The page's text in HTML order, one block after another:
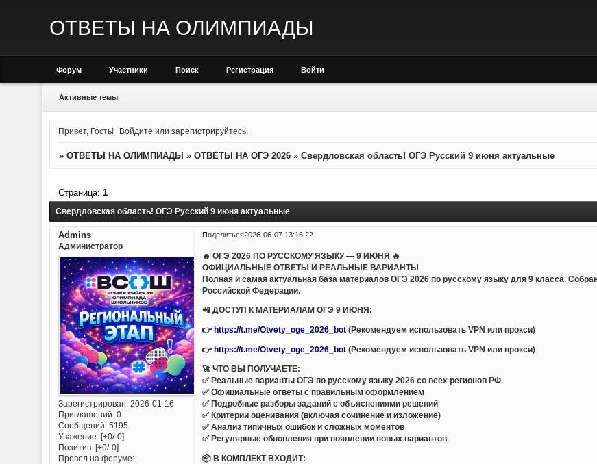
ОТВЕТЫ НА ОЛИМПИАДЫ
Форум Участники Поиск Регистрация Войти
Активные темы
Привет, Гость! Войдите илизарегистрируйтесь
» ОТВЕТЫ НА ОЛИМПИАДЫ » ОТВЕТЫ НА ОГЭ 2026 » Свердловская область! ОГЭ Русский 9 июня актуальные
Свердловская область! ОГЭ Русский 9 июня актуальные
Страница: 1
Поделиться2026-06-07 13:16:22
Admins
Администратор
Зарегистрирован: 2026-01-16
Приглашений:0
Сообщений:5195
Уважение: [+0/-0]
Позитив: [+0/-0]
Провел на форуме:
🔥 ОГЭ 2026 ПО РУССКОМУ ЯЗЫКУ — 9 ИЮНЯ 🔥
ОФИЦИАЛЬНЫЕ ОТВЕТЫ И РЕАЛЬНЫЕ ВАРИАНТЫ
Полная и самая актуальная база материалов ОГЭ 2026 по русскому языку для 9 класса.
Российской Федерации.
📲 ДОСТУП К МАТЕРИАЛАМ ОГЭ 9 ИЮНЯ:
👉 https://t.me/Otvety_oge_2026_bot (Рекомендуем использовать VPN или прокси)
👉https://t.me/Otvety_oge_2026_bot (Рекомендуем использовать VPN или прокси)
🚀 ЧТО ВЫ ПОЛУЧАЕТЕ:
✅ Реальные варианты ОГЭ по русскому языку 2026 со всех регионов РФ
✅ Официальные ответы с правильным оформлением
✅ Подробные разборы заданий с объяснениями решений
✅ Критерии оценивания (включая сочинение и изложение)
✅ Анализ типичных ошибок и сложных моментов
✅ Регулярные обновления при появлении новых вариантов
📦 В КОМПЛЕКТ ВХОДИТ: